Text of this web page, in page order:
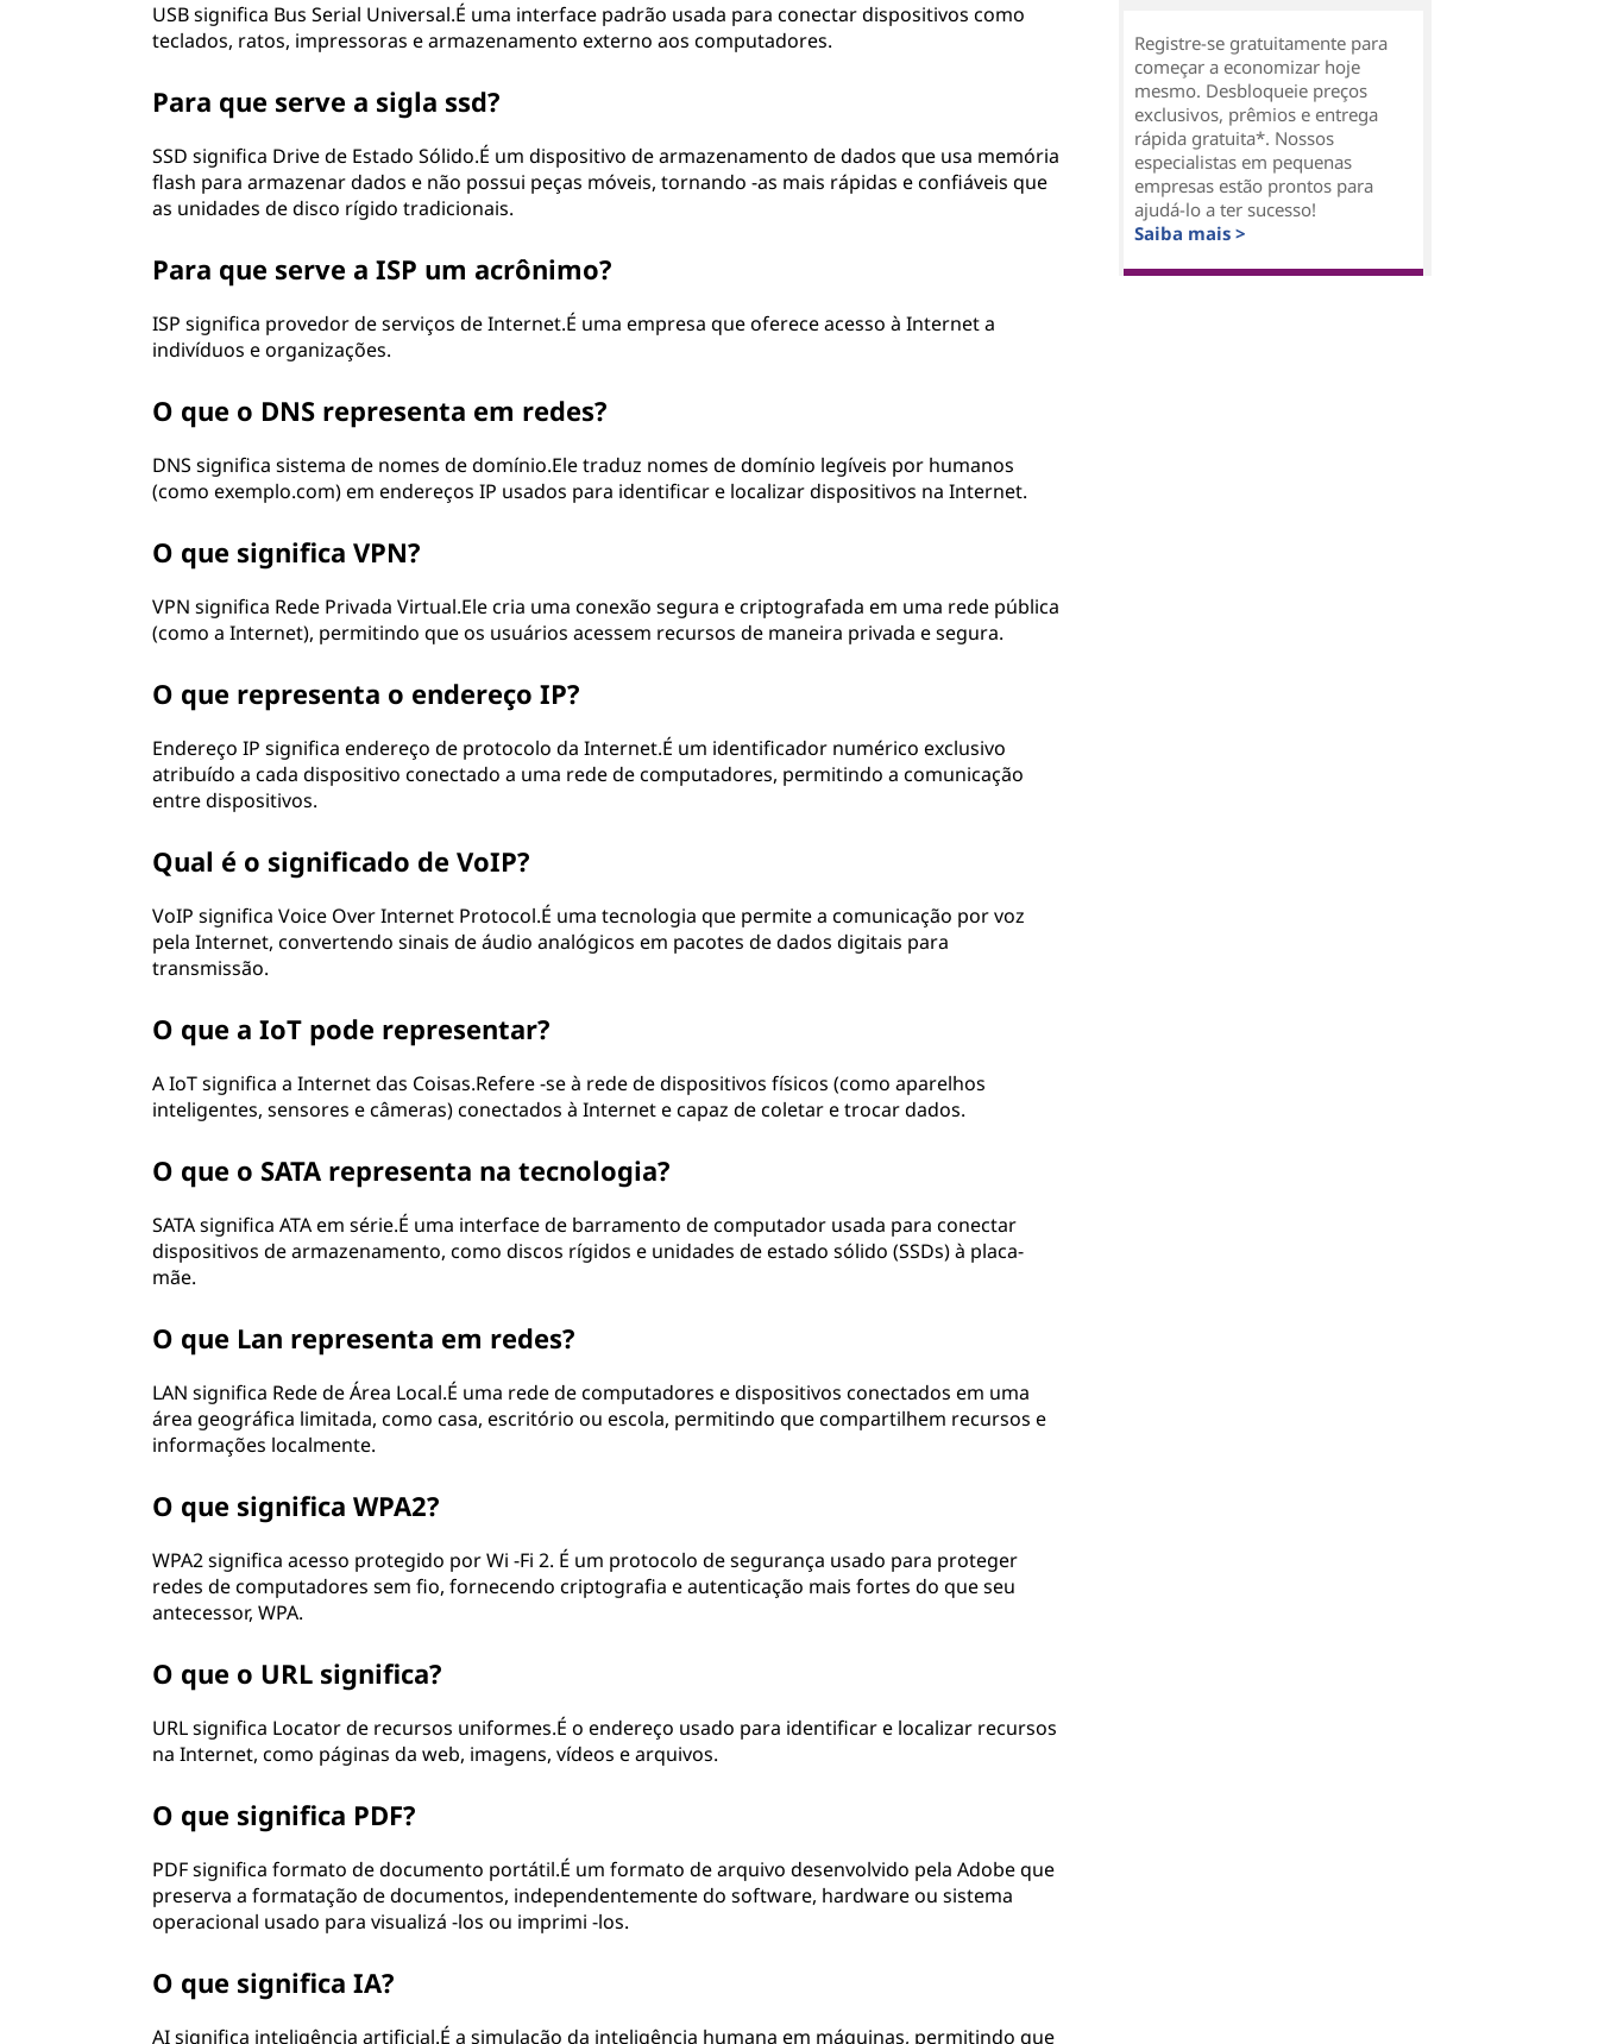
USB significa Bus Serial Universal.É uma interface padrão usada para conectar dispositivos como
teclados, ratos, impressoras e armazenamento externo aos computadores.
Para que serve a sigla ssd?
SSD significa Drive de Estado Sólido.É um dispositivo de armazenamento de dados que usa memória
flash para armazenar dados e não possui peças móveis, tornando -as mais rápidas e confiáveis ​​que
as unidades de disco rígido tradicionais.
Para que serve a ISP um acrônimo?
ISP significa provedor de serviços de Internet.É uma empresa que oferece acesso à Internet a
indivíduos e organizações.
O que o DNS representa em redes?
DNS significa sistema de nomes de domínio.Ele traduz nomes de domínio legíveis por humanos
(como exemplo.com) em endereços IP usados ​​para identificar e localizar dispositivos na Internet.
O que significa VPN?
VPN significa Rede Privada Virtual.Ele cria uma conexão segura e criptografada em uma rede pública
(como a Internet), permitindo que os usuários acessem recursos de maneira privada e segura.
O que representa o endereço IP?
Endereço IP significa endereço de protocolo da Internet.É um identificador numérico exclusivo
atribuído a cada dispositivo conectado a uma rede de computadores, permitindo a comunicação
entre dispositivos.
Qual é o significado de VoIP?
VoIP significa Voice Over Internet Protocol.É uma tecnologia que permite a comunicação por voz
pela Internet, convertendo sinais de áudio analógicos em pacotes de dados digitais para
transmissão.
O que a IoT pode representar?
A IoT significa a Internet das Coisas.Refere -se à rede de dispositivos físicos (como aparelhos
inteligentes, sensores e câmeras) conectados à Internet e capaz de coletar e trocar dados.
O que o SATA representa na tecnologia?
SATA significa ATA em série.É uma interface de barramento de computador usada para conectar
dispositivos de armazenamento, como discos rígidos e unidades de estado sólido (SSDs) à placa-
mãe.
O que Lan representa em redes?
LAN significa Rede de Área Local.É uma rede de computadores e dispositivos conectados em uma
área geográfica limitada, como casa, escritório ou escola, permitindo que compartilhem recursos e
informações localmente.
O que significa WPA2?
WPA2 significa acesso protegido por Wi -Fi 2. É um protocolo de segurança usado para proteger
redes de computadores sem fio, fornecendo criptografia e autenticação mais fortes do que seu
antecessor, WPA.
O que o URL significa?
URL significa Locator de recursos uniformes.É o endereço usado para identificar e localizar recursos
na Internet, como páginas da web, imagens, vídeos e arquivos.
O que significa PDF?
PDF significa formato de documento portátil.É um formato de arquivo desenvolvido pela Adobe que
preserva a formatação de documentos, independentemente do software, hardware ou sistema
operacional usado para visualizá -los ou imprimi -los.
O que significa IA?
AI significa inteligência artificial.É a simulação da inteligência humana em máquinas, permitindo que
Registre-se gratuitamente para
começar a economizar hoje
mesmo. Desbloqueie preços
exclusivos, prêmios e entrega
rápida gratuita*. Nossos
especialistas em pequenas
empresas estão prontos para
ajudá-lo a ter sucesso!
Saiba mais >